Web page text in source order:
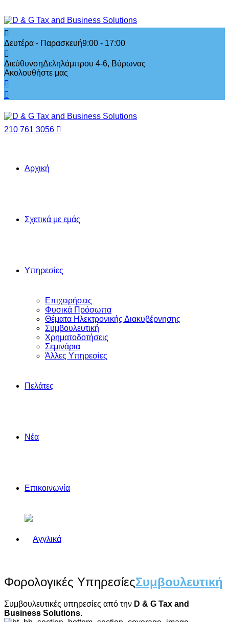
Δευτέρα - Παρασκευή9:00 - 17:00
ΔιεύθυνσηΔεληλάμπρου 4-6, Βύρωνας
Ακολουθήστε μας
210 761 3056
Αρχική
Σχετικά με εμάς
Υπηρεσίες
Επιχειρήσεις
Φυσικά Πρόσωπα
Θέματα Ηλεκτρονικής Διακυβέρνησης
Συμβουλευτική
Χρηματοδοτήσεις
Σεμινάρια
Άλλες Yπηρεσίες
Πελάτες
Νέα
Επικοινωνία
Φορολογικές ΥπηρεσίεςΣυμβουλευτική
Συμβουλευτικές υπηρεσίες από την D & G Tax and
Business Solutions.